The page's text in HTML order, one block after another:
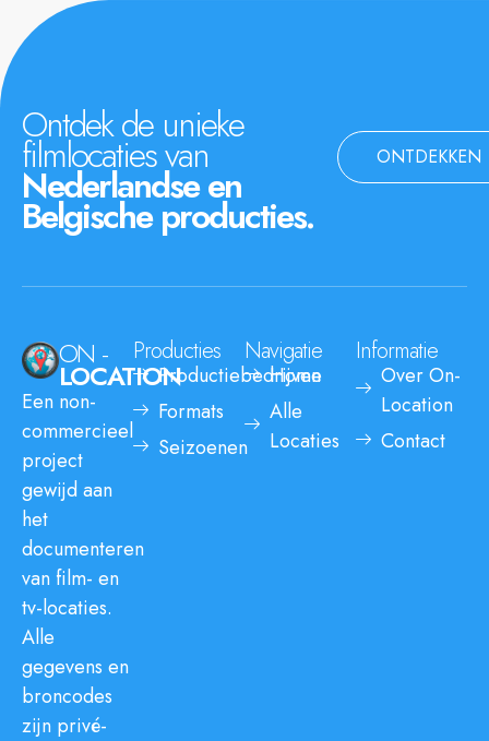
Ontdek de unieke
filmlocaties van
Nederlandse en
Belgische producties.
ONTDEKKEN
ON -
LOCATION
Een non-
commercieel
project
gewijd aan
het
documenteren
van film- en
tv-locaties.
Alle
gegevens en
broncodes
zijn privé-
Producties
Productiebedrijven
Formats
Seizoenen
Navigatie
Home
Alle
Locaties
Informatie
Over On-
Location
Contact